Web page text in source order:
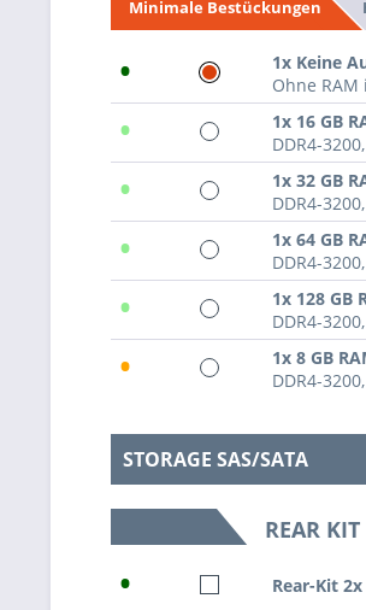
Minimale Bestückungen
•
1x Keine
Ohne
•
1x 16 GB
DDR4-
•
1x 32 GB
DDR4-
•
1x 64 GB
DDR4-
•
1x 128 GB
DDR4-
•
1x 8 GB
DDR4-
STORAGE SAS/SATA
REAR KIT
• Rear-Kit